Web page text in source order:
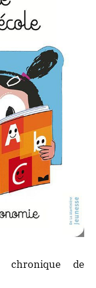
chronique de